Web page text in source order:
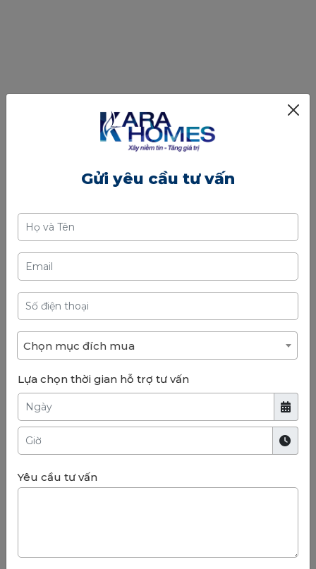
Gửi yêu cầu tư vấn
Chọn mục đích mua
Lựa chọn thời gian hỗ trợ tư vấn
Yêu cầu tư vấn